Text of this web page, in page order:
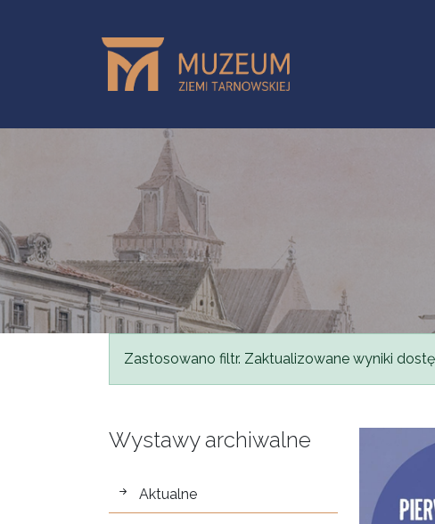
Status message
Zastosowano filtr. Zaktualizowane wyniki
Wystawy archiwalne
wystawy
Aktualne